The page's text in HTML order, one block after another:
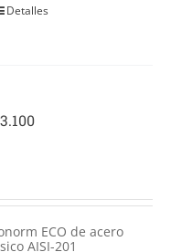
Detalles
ECO de acero
AISI-201